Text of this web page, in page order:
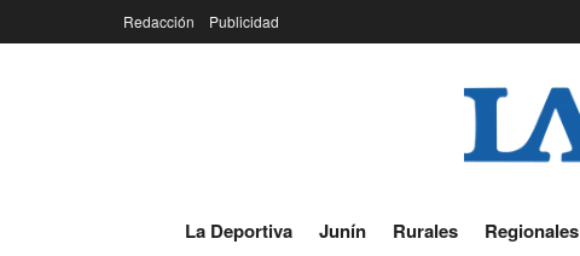
Redacción Publicidad
La Deportiva Junín Rurales Regionales